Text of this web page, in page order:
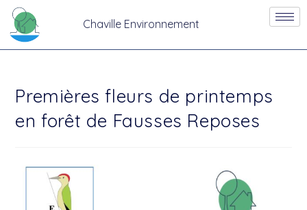
Chaville Environnement
Premières fleurs de printemps
en forêt de Fausses Reposes